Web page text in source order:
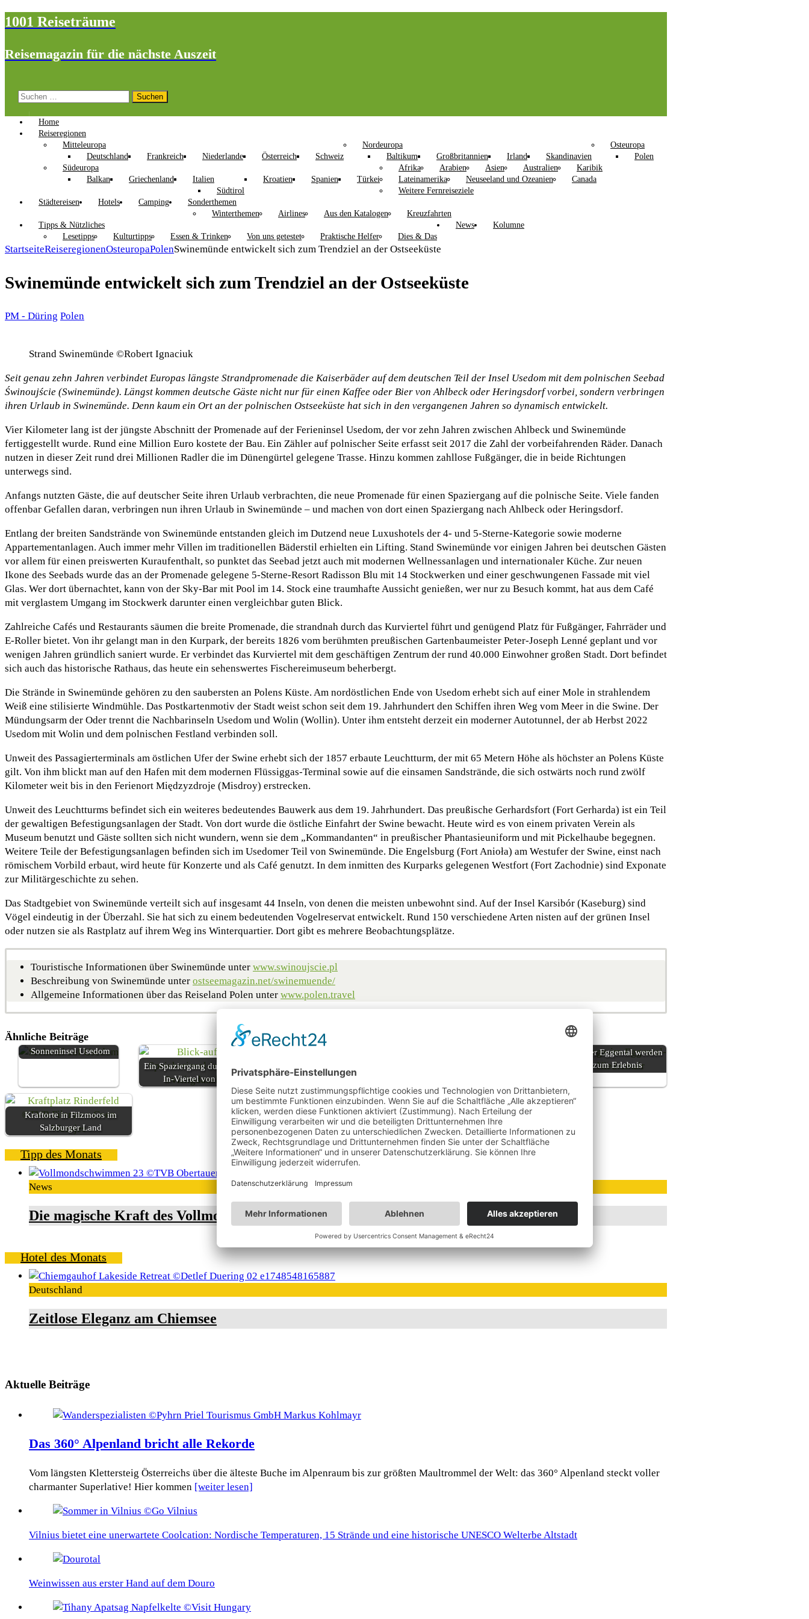
1001 Reiseträume
Reisemagazin für die nächste Auszeit
Suchen
Home
Reiseregionen
Mitteleuropa
Deutschland
Frankreich Niederlande Österreich Schweiz
Nordeuropa
Baltikum
Großbritannien Irland Skandinavien
Osteuropa
Polen
Südeuropa
Balkan
Griechenland
Italien
Südtirol
Kroatien Spanien Türkei
Afrika Arabien Asien Australien
Karibik
Lateinamerika
Neuseeland und Ozeanien
Canada
Weitere Fernreiseziele
Städtereisen
Hotels Camping
Sonderthemen
Winterthemen
Airlines Aus den Katalogen
Kreuzfahrten
Tipps & Nützliches
Lesetipps
Kulturtipps Essen & Trinken Von uns getestet Praktische Helfer Dies & Das
News Kolumne
StartseiteReiseregionenOsteuropaPolenSwinemünde entwickelt sich zum Trendziel an der Ostseeküste
Swinemünde entwickelt sich zum Trendziel an der Ostseeküste
PM - Düring Polen
Strand Swinemünde ©Robert Ignaciuk
Seit genau zehn Jahren verbindet Europas längste Strandpromenade die Kaiserbäder auf dem deutschen Teil der Insel Usedom mit dem polnischen Seebad
Świnoujście (Swinemünde). Längst kommen deutsche Gäste nicht nur für einen Kaffee oder Bier von Ahlbeck oder Heringsdorf vorbei, sondern verbringen
ihren Urlaub in Swinemünde. Denn kaum ein Ort an der polnischen Ostseeküste hat sich in den vergangenen Jahren so dynamisch entwickelt.
Vier Kilometer lang ist der jüngste Abschnitt der Promenade auf der Ferieninsel Usedom, der vor zehn Jahren zwischen Ahlbeck und Swinemünde
fertiggestellt wurde. Rund eine Million Euro kostete der Bau. Ein Zähler auf polnischer Seite erfasst seit 2017 die Zahl der vorbeifahrenden Räder. Danach
nutzen in dieser Zeit rund drei Millionen Radler die im Dünengürtel gelegene Trasse. Hinzu kommen zahllose Fußgänger, die in beide Richtungen
unterwegs sind.
Anfangs nutzten Gäste, die auf deutscher Seite ihren Urlaub verbrachten, die neue Promenade für einen Spaziergang auf die polnische Seite. Viele fanden
offenbar Gefallen daran, verbringen nun ihren Urlaub in Swinemünde – und machen von dort einen Spaziergang nach Ahlbeck oder Heringsdorf.
Entlang der breiten Sandstrände von Swinemünde entstanden gleich im Dutzend neue Luxushotels der 4- und 5-Sterne-Kategorie sowie moderne
Appartementanlagen. Auch immer mehr Villen im traditionellen Bäderstil erhielten ein Lifting. Stand Swinemünde vor einigen Jahren bei deutschen Gästen
vor allem für einen preiswerten Kuraufenthalt, so punktet das Seebad jetzt auch mit modernen Wellnessanlagen und internationaler Küche. Zur neuen
Ikone des Seebads wurde das an der Promenade gelegene 5-Sterne-Resort Radisson Blu mit 14 Stockwerken und einer geschwungenen Fassade mit viel
Glas. Wer dort übernachtet, kann von der Sky-Bar mit Pool im 14. Stock eine traumhafte Aussicht genießen, wer nur zu Besuch kommt, hat aus dem Café
mit verglastem Umgang im Stockwerk darunter einen vergleichbar guten Blick.
Zahlreiche Cafés und Restaurants säumen die breite Promenade, die strandnah durch das Kurviertel führt und genügend Platz für Fußgänger, Fahrräder und
E-Roller bietet. Von ihr gelangt man in den Kurpark, der bereits 1826 vom berühmten preußischen Gartenbaumeister Peter-Joseph Lenné geplant und vor
wenigen Jahren gründlich saniert wurde. Er verbindet das Kurviertel mit dem geschäftigen Zentrum der rund 40.000 Einwohner großen Stadt. Dort befindet
sich auch das historische Rathaus, das heute ein sehenswertes Fischereimuseum beherbergt.
Die Strände in Swinemünde gehören zu den saubersten an Polens Küste. Am nordöstlichen Ende von Usedom erhebt sich auf einer Mole in strahlendem
Weiß eine stilisierte Windmühle. Das Postkartenmotiv der Stadt weist schon seit dem 19. Jahrhundert den Schiffen ihren Weg vom Meer in die Swine. Der
Mündungsarm der Oder trennt die Nachbarinseln Usedom und Wolin (Wollin). Unter ihm entsteht derzeit ein moderner Autotunnel, der ab Herbst 2022
Usedom mit Wolin und dem polnischen Festland verbinden soll.
Unweit des Passagierterminals am östlichen Ufer der Swine erhebt sich der 1857 erbaute Leuchtturm, der mit 65 Metern Höhe als höchster an Polens Küste
gilt. Von ihm blickt man auf den Hafen mit dem modernen Flüssiggas-Terminal sowie auf die einsamen Sandstrände, die sich ostwärts noch rund zwölf
Kilometer weit bis in den Ferienort Międzyzdroje (Misdroy) erstrecken.
Unweit des Leuchtturms befindet sich ein weiteres bedeutendes Bauwerk aus dem 19. Jahrhundert. Das preußische Gerhardsfort (Fort Gerharda) ist ein Teil
der gewaltigen Befestigungsanlagen der Stadt. Von dort wurde die östliche Einfahrt der Swine bewacht. Heute wird es von einem privaten Verein als
Museum benutzt und Gäste sollten sich nicht wundern, wenn sie dem „Kommandanten“ in preußischer Phantasieuniform und mit Pickelhaube begegnen.
Weitere Teile der Befestigungsanlagen befinden sich im Usedomer Teil von Swinemünde. Die Engelsburg (Fort Anioła) am Westufer der Swine, einst nach
römischem Vorbild erbaut, wird heute für Konzerte und als Café genutzt. In dem inmitten des Kurparks gelegenen Westfort (Fort Zachodnie) sind Exponate
zur Militärgeschichte zu sehen.
Das Stadtgebiet von Swinemünde verteilt sich auf insgesamt 44 Inseln, von denen die meisten unbewohnt sind. Auf der Insel Karsibór (Kaseburg) sind
Vögel eindeutig in der Überzahl. Sie hat sich zu einem bedeutenden Vogelreservat entwickelt. Rund 150 verschiedene Arten nisten auf der grünen Insel
oder nutzen sie als Rastplatz auf ihrem Weg ins Winterquartier. Dort gibt es mehrere Beobachtungsplätze.
Touristische Informationen über Swinemünde unter www.swinoujscie.pl
Beschreibung von Swinemünde unter ostseemagazin.net/swinemuende/
Allgemeine Informationen über das Reiseland Polen unter www.polen.travel
Ähnliche Beiträge
Auszeit auf der
Sonneninsel Usedom
Ein Spaziergang durch das neue
In-Viertel von Danzig
Im Südtiroler Eggental werden
Berge zum Erlebnis
Kraftorte in Filzmoos im
Salzburger Land
Tipp des Monats
News
Die magische Kraft des Vollmondschwimmens im Bergsee
Hotel des Monats
Deutschland
Zeitlose Eleganz am Chiemsee
Aktuelle Beiträge
Das 360° Alpenland bricht alle Rekorde
Vom längsten Klettersteig Österreichs über die älteste Buche im Alpenraum bis zur größten Maultrommel der Welt: das 360° Alpenland steckt voller
charmanter Superlative! Hier kommen [weiter lesen]
Vilnius bietet eine unerwartete Coolcation: Nordische Temperaturen, 15 Strände und eine historische UNESCO Welterbe Altstadt
Weinwissen aus erster Hand auf dem Douro